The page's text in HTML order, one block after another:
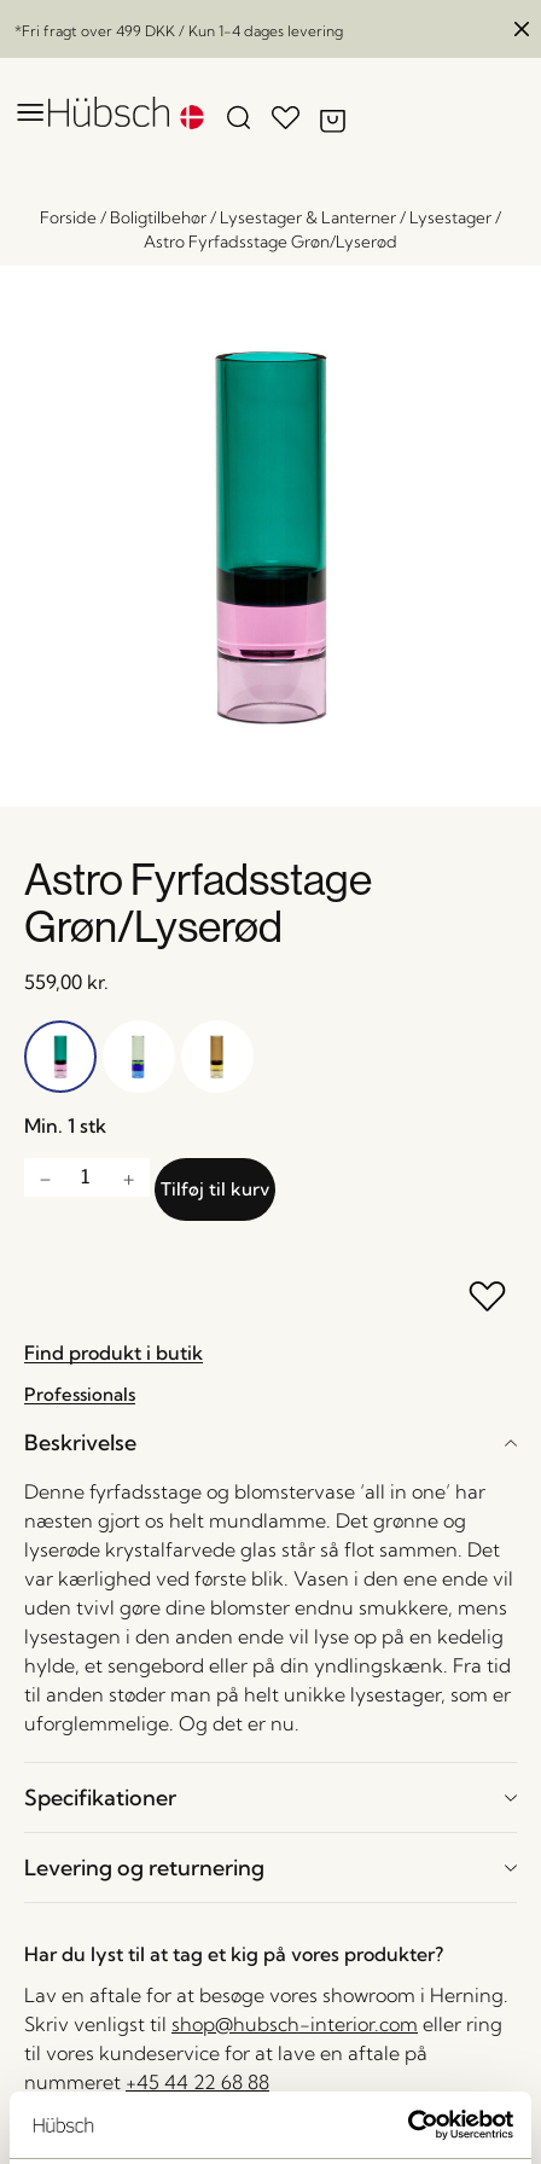
*Fri fragt over 499 DKK / Kun 1-4 dages levering
Forside/ Boligtilbehør/ Lysestager & Lanterner/ Lysestager/
Astro Fyrfadsstage Grøn/Lyserød
Astro Fyrfadsstage
Grøn/Lyserød
559,00 kr.
Min. 1 stk
Tilføj til kurv
Find produkt i butik
Professionals
Beskrivelse
Denne fyrfadsstage og blomstervase ‘all in one’ har
næsten gjort os helt mundlamme. Det grønne og
lyserøde krystalfarvede glas står så flot sammen. Det
var kærlighed ved første blik. Vasen i den ene ende vil
uden tvivl gøre dine blomster endnu smukkere, mens
lysestagen i den anden ende vil lyse op på en kedelig
hylde, et sengebord eller på din yndlingskænk. Fra tid
til anden støder man på helt unikke lysestager, som er
uforglemmelige. Og det er nu.
Specifikationer
Levering og returnering
Har du lyst til at tag et kig på vores produkter?
Lav en aftale for at besøge vores showroom i Herning.
Skriv venligst til shop@hubsch-interior.com eller ring
til vores kundeservice for at lave en aftale på
nummeret +45 44 22 68 88